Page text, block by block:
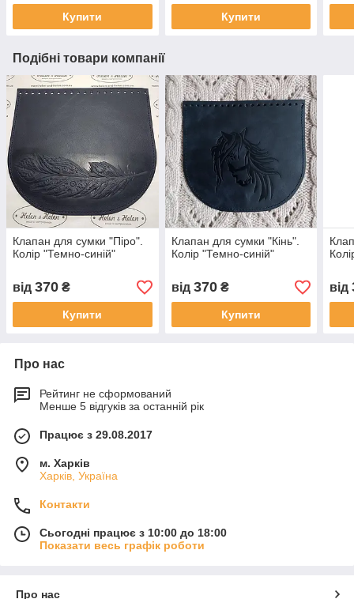
Купити Купити
Подібні товари компанії
Клапан для сумки "Піро".
Колір "Темно-синій"
від 370 ₴
Купити
Клапан для сумки "Кiнь".
Колір "Темно-синій"
від 370₴
Купити
від
Про нас
Рейтинг не сформований
Менше 5 відгуків за останній рік
Працює з 29.08.2017
м. Харків
Харків, Україна
Контакти
Сьогодні працює з 10:00 до 18:00
Показати весь графік роботи
Про нас